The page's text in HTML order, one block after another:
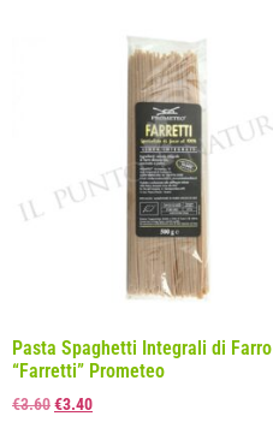
Pasta Spaghetti Integrali di Farro
“Farretti” Prometeo
€3.60€3.40